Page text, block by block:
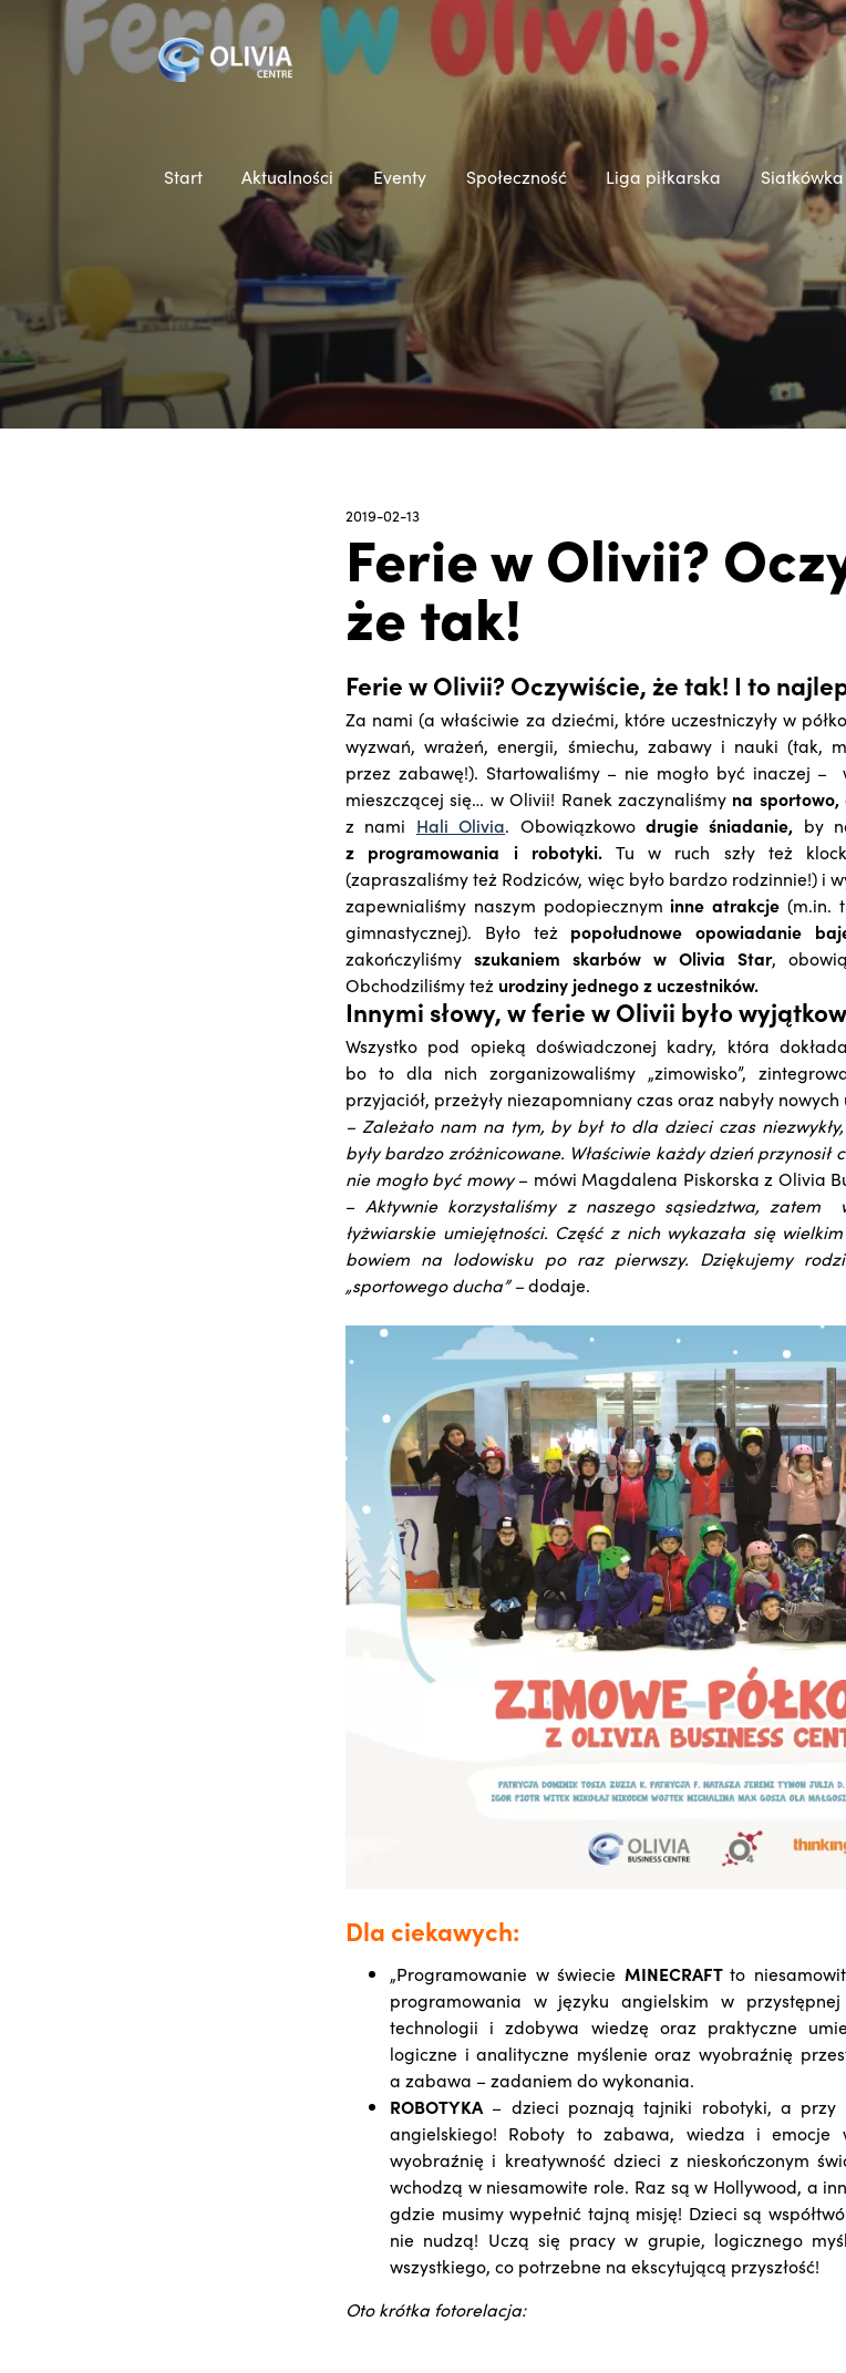
Start Aktualności Eventy Społeczność Liga piłkarska Siatkówka
2019-02-13
Ferie w Olivii?
że tak!
Ferie w Olivii? Oczywiście, że tak! I to
Za nami (a właściwie za dziećmi, które uczestniczyły w
wyzwań, wrażeń, energii, śmiechu, zabawy i nauki (tak,
przez zabawę!). Startowaliśmy – nie mogło być inaczej
mieszczącej się… w Olivii! Ranek zaczynaliśmy na sportowo,
z nami Hali Olivia. Obowiązkowo drugie śniadanie, by
z programowania i robotyki. Tu w ruch szły też
(zapraszaliśmy też Rodziców, więc było bardzo rodzinnie!) i
zapewnialiśmy naszym podopiecznyminne atrakcje (m.in.
gimnastycznej). Było też popołudnowe opowiadanie
zakończyliśmy szukaniem skarbów w Olivia Star,
Obchodziliśmy też urodziny jednego z uczestników.
Innymi słowy, w ferie w Olivii było
Wszystko pod opieką doświadczonej kadry, która
bo to dla nich zorganizowaliśmy „zimowisko”,
przyjaciół, przeżyły niezapomniany czas oraz nabyły nowych
– Zależało nam na tym, by był to dla dzieci czas
były bardzo zróżnicowane. Właściwie każdy dzień
nie mogło być mowy– mówi Magdalena Piskorska z Olivia
– Aktywnie korzystaliśmy z naszego sąsiedztwa, zatem
łyżwiarskie umiejętności. Część z nich wykazała się
bowiem na lodowisku po raz pierwszy. Dziękujemy
„sportowego ducha” –dodaje.
Dla ciekawych:
„Programowanie w świecie MINECRAFT to
programowania w języku angielskim w
technologii i zdobywa wiedzę oraz praktyczne
logiczne i analityczne myślenie oraz wyobraźnię
a zabawa – zadaniem do wykonania.
ROBOTYKA – dzieci poznają tajniki robotyki, a
angielskiego! Roboty to zabawa, wiedza i emocje
wyobraźnię i kreatywność dzieci z nieskończonym
wchodzą w niesamowite role. Raz są w Hollywood, a
gdzie musimy wypełnić tajną misję! Dzieci są
nie nudzą! Uczą się pracy w grupie, logicznego
wszystkiego, co potrzebne na ekscytującą przyszłość!
Oto krótka fotorelacja: